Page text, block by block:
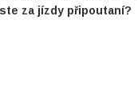
za jízdy připoutaní?